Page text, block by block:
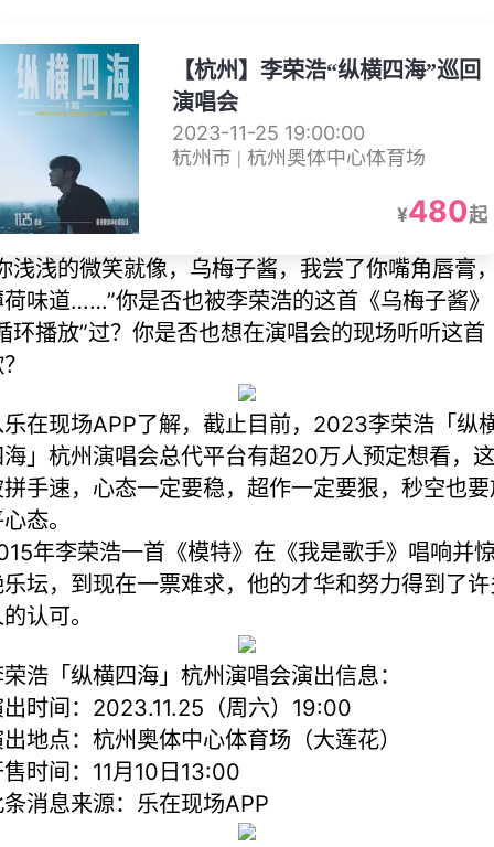
【杭州】李荣浩“纵横四海”巡回
演唱会
2023-11-25 19:00:00
杭州市 | 杭州奥体中心体育场
¥480起
浅浅的微笑就像，乌梅子酱，我尝了你嘴角唇膏，
味道……”你是否也被李荣浩的这首《乌梅子酱》
环播放”过？你是否也想在演唱会的现场听听这首
在现场APP了解，截止目前，2023李荣浩「纵
」杭州演唱会总代平台有超20万人预定想看，这
手速，心态一定要稳，超作一定要狠，秒空也
态。
年李荣浩一首《模特》在《我是歌手》唱响并惊
坛，到现在一票难求，他的才华和努力得到了许
认可。
浩「纵横四海」杭州演唱会演出信息：
时间：2023.11.25（周六）19:00
地点：杭州奥体中心体育场（大莲花）
时间：11月10日13:00
消息来源：乐在现场APP